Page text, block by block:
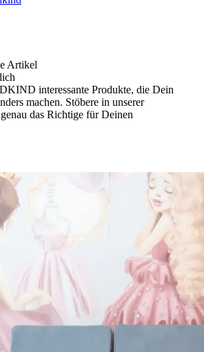
Artikel
interessante Produkte, die Dein
machen. Stöbere in unserer
das Richtige für Deinen